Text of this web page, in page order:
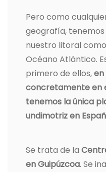
Pero como
geografía,
nuestro litoral
Océano Atlántico.
primero de ellos,en
concretamente en
tenemos la única
undimotriz en
Se trata de la
en Guipúzcoa. Se